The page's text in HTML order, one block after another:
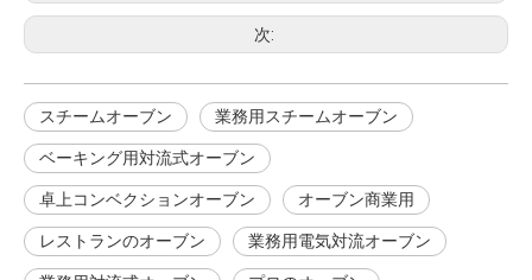
次:
スチームオーブン 業務用スチームオーブン
ベーキング用対流式オーブン
卓上コンベクションオーブン オーブン商業用
レストランのオーブン 業務用電気対流オーブン